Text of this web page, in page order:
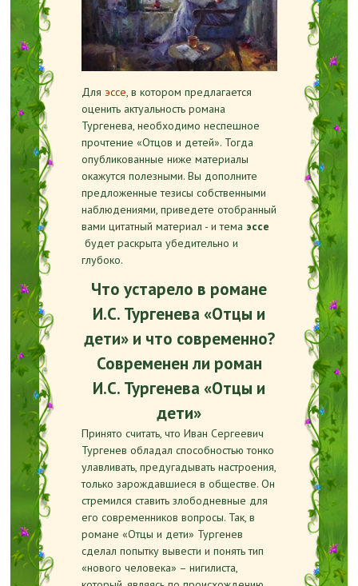
Для эссе, в котором предлагается
оценить актуальность романа
Тургенева, необходимо неспешное
прочтение «Отцов и детей». Тогда
опубликованные ниже материалы
окажутся полезными. Вы дополните
предложенные тезисы собственными
наблюдениями, приведете отобранный
вами цитатный материал - и тема эссе
будет раскрыта убедительно и
глубоко.
Что устарело в романе
И.С. Тургенева «Отцы и
дети» и что современно?
Современен ли роман
И.С. Тургенева «Отцы и
дети»
Принято считать, что Иван Сергеевич
Тургенев обладал способностью тонко
улавливать, предугадывать настроения,
только зарождавшиеся в обществе. Он
стремился ставить злободневные для
его современников вопросы. Так, в
романе «Отцы и дети» Тургенев
сделал попытку вывести и понять тип
«нового человека» – нигилиста,